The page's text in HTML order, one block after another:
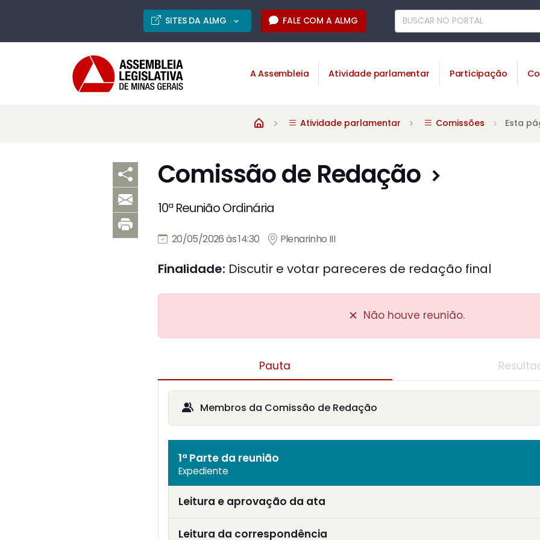
SITES DA ALMG FALE COM A ALMG
A Assembleia Atividade parlamentar Participação
Atividade parlamentar Comissões Esta
Comissão de Redação
10ª Reunião Ordinária
20/05/2026 às 14:30 Plenarinho III
Finalidade: Discutir e votar pareceres de redação final
Não houve reunião.
Pauta
Membros da Comissão de Redação
1ª Parte da reunião
Expediente
Leitura e aprovação da ata
Leitura da correspondência